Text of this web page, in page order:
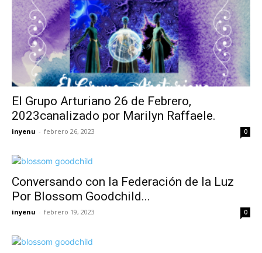
El Grupo Arturiano 26 de Febrero,
2023canalizado por Marilyn Raffaele.
inyenu - febrero 26, 2023 0
Conversando con la Federación de la Luz
Por Blossom Goodchild...
inyenu - febrero 19, 2023 0